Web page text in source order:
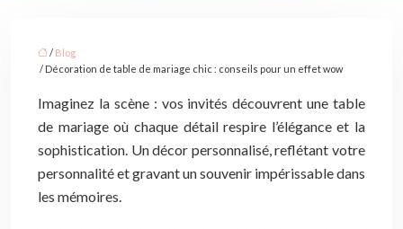
/ Blog
/ Décoration de table de mariage chic : conseils pour un effet wow
Imaginez la scène : vos invités découvrent une table
de mariage où chaque détail respire l’élégance et la
sophistication. Un décor personnalisé, reflétant votre
personnalité et gravant un souvenir impérissable dans
les mémoires.